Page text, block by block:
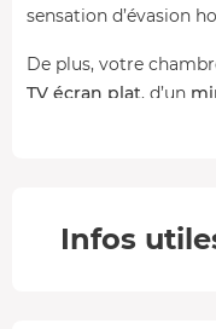
sensation d’évasion
De plus, votre
TV écran plat, d’un
Infos